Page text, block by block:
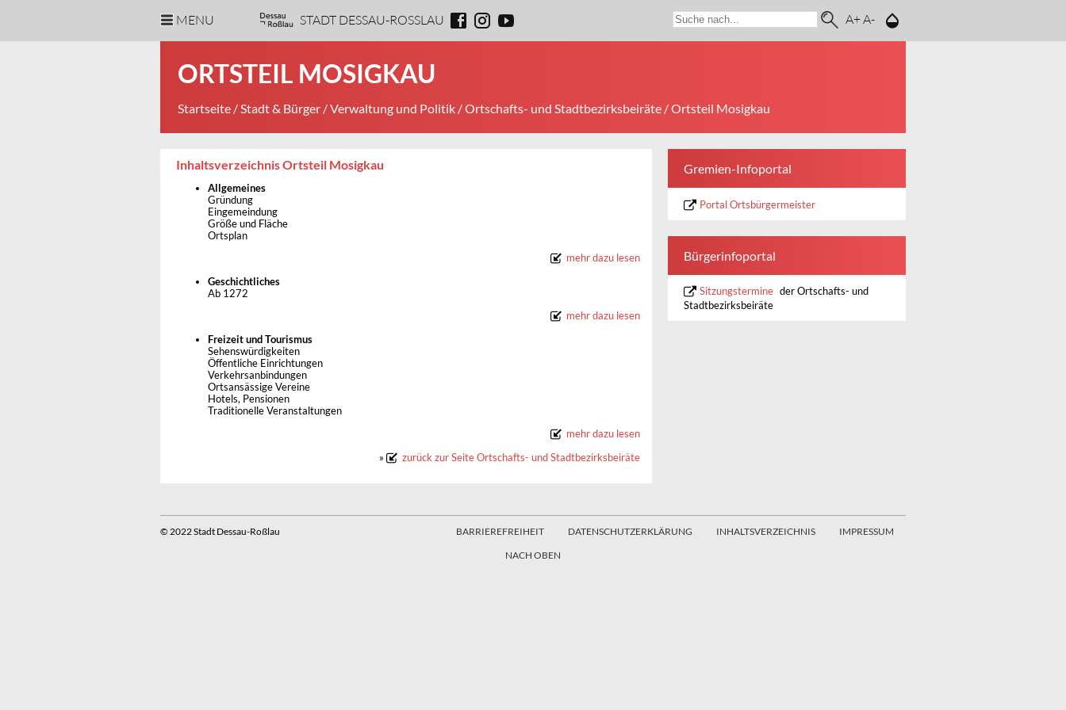
MENU STADT DESSAU-ROSSLAU A+A-
ORTSTEIL MOSIGKAU
Startseite /Stadt & Bürger /Verwaltung und Politik /Ortschafts- und Stadtbezirksbeiräte / Ortsteil Mosigkau
Inhaltsverzeichnis Ortsteil Mosigkau
Allgemeines
Gründung
Eingemeindung
Größe und Fläche
Ortsplan
mehr dazu lesen
Geschichtliches
Ab 1272
mehr dazu lesen
Freizeit und Tourismus
Sehenswürdigkeiten
Öffentliche Einrichtungen
Verkehrsanbindungen
Ortsansässige Vereine
Hotels, Pensionen
Traditionelle Veranstaltungen
mehr dazu lesen
» zurück zur Seite Ortschafts- und Stadtbezirksbeiräte
Gremien-Infoportal
Portal Ortsbürgermeister
Bürgerinfoportal
Sitzungstermine der Ortschafts- und
Stadtbezirksbeiräte
© 2022 Stadt Dessau-Roßlau BARRIEREFREIHEIT DATENSCHUTZERKLÄRUNG INHALTSVERZEICHNIS
IMPRESSUM
NACH OBEN